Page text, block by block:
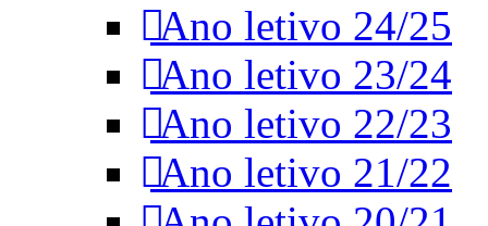
Ano letivo 24/25
Ano letivo 23/24
Ano letivo 22/23
Ano letivo 21/22